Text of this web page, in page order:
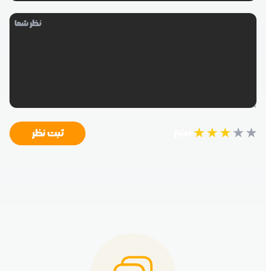
★★★★★ ثبت نظر